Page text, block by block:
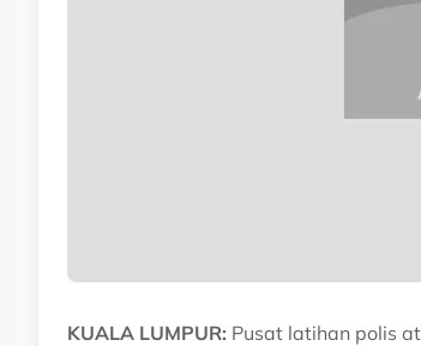
KUALA LUMPUR: Pusat latihan polis